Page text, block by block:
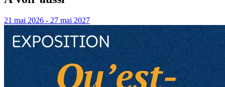
21 mai 2026 - 27 mai 2027